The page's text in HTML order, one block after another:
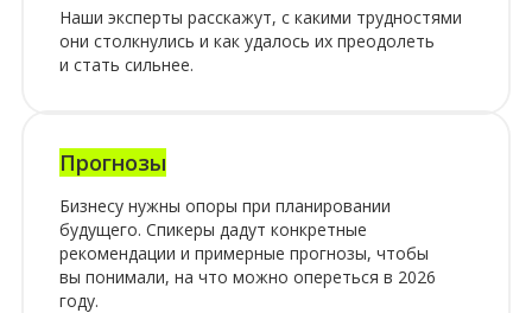
Наши эксперты расскажут, с какими трудностями
они столкнулись и как удалось их преодолеть
и стать сильнее.
Прогнозы
Бизнесу нужны опоры при планировании
будущего. Спикеры дадут конкретные
рекомендации и примерные прогнозы, чтобы
вы понимали, на что можно опереться в 2026
году.